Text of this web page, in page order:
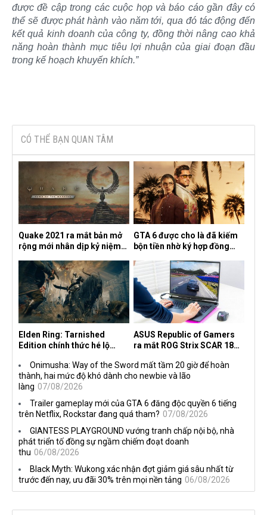
được đề cập trong các cuộc họp và báo cáo gần đây có
thể sẽ được phát hành vào năm tới, qua đó tác động đến
kết quả kinh doanh của công ty, đồng thời nâng cao khả
năng hoàn thành mục tiêu lợi nhuận của giai đoạn đầu
trong kế hoạch khuyến khích.”
CÓ THỂ BẠN QUAN TÂM
Quake 2021 ra mắt bản mở
rộng mới nhân dịp kỷ niệm
the Machine
GTA 6 được cho là đã kiếm
bộn tiền nhờ ký hợp đồng
Elden Ring: Tarnished
Edition chính thức hé lộ
ASUS Republic of Gamers
ra mắt ROG Strix SCAR 18
Onimusha: Way of the Sword mất tầm 20 giờ để hoàn
thành, hai mức độ khó dành cho newbie và lão
làng 07/08/2026
Trailer gameplay mới của GTA 6 đăng độc quyền 6 tiếng
trên Netflix, Rockstar đang quá tham? 07/08/2026
GIANTESS PLAYGROUND vướng tranh chấp nội bộ, nhà
phát triển tố đồng sự ngầm chiếm đoạt doanh
thu 06/08/2026
Black Myth: Wukong xác nhận đợt giảm giá sâu nhất từ
trước đến nay, ưu đãi 30% trên mọi nền tảng 06/08/2026